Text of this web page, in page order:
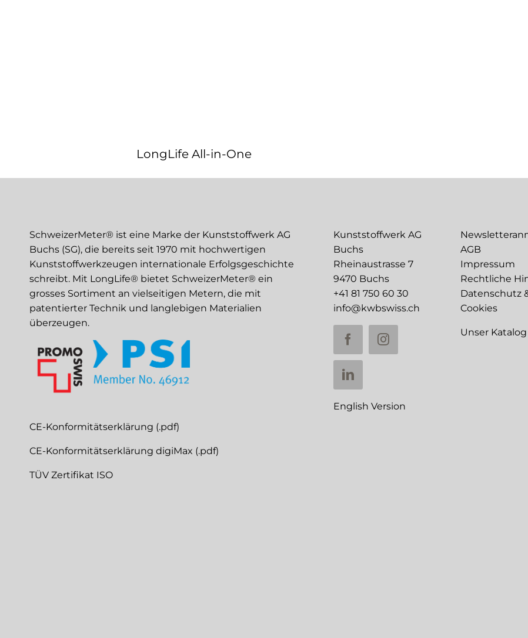
LongLife All-in-One
SchweizerMeter® ist eine Marke der Kunststoffwerk AG
Buchs (SG), die bereits seit 1970 mit hochwertigen
Kunststoffwerkzeugen internationale Erfolgsgeschichte
schreibt. Mit LongLife® bietet SchweizerMeter® ein
grosses Sortiment an vielseitigen Metern, die mit
patentierter Technik und langlebigen Materialien
überzeugen.
CE-Konformitätserklärung (.pdf)
CE-Konformitätserklärung digiMax (.pdf)
TÜV Zertifikat ISO
Kunststoffwerk AG
Buchs
Rheinaustrasse 7
9470 Buchs
+41 81 750 60 30
info@kwbswiss.ch
English Version
AGB
Impressum
Rechtliche
Datenschutz
Cookies
Unser Katalog